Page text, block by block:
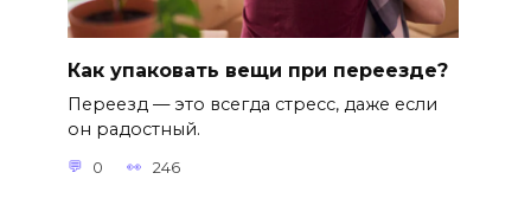
Как упаковать вещи при переезде?
Переезд — это всегда стресс, даже если
он радостный.
0 246